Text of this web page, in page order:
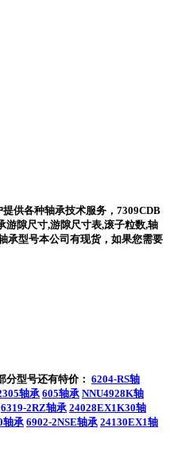
供各种轴承技术服务，7309CDB
游隙尺寸,游隙尺寸表,滚子粒数,轴
承型号本公司有现货，如果您需要
分型号还有特价： 6204-RS轴
轴承 605轴承 NNU4928K轴
6319-2RZ轴承 24028EX1K30轴
轴承6902-2NSE轴承 24130EX1轴